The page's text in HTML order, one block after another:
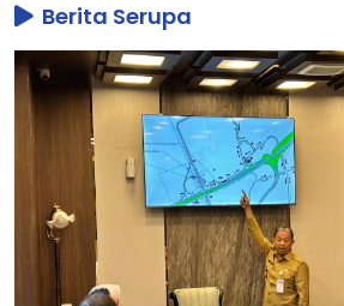
Berita Serupa